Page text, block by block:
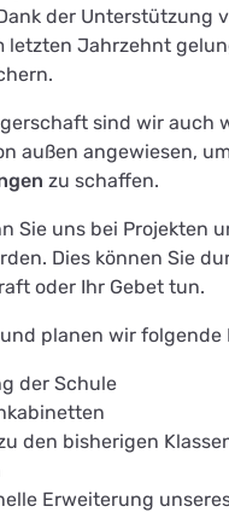
der Unterstützung
letzten Jahrzehnt
sind wir auch
außen angewiesen,
zu schaffen.
Sie uns bei Projekten
Dies können Sie
oder Ihr Gebet tun.
planen wir folgende
der Schule
den bisherigen
Erweiterung